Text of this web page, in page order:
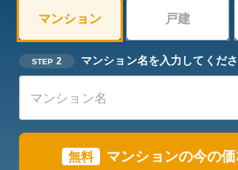
マンション 戸建
STEP 2 マンション名を入力してくだ
無料 マンションの今の